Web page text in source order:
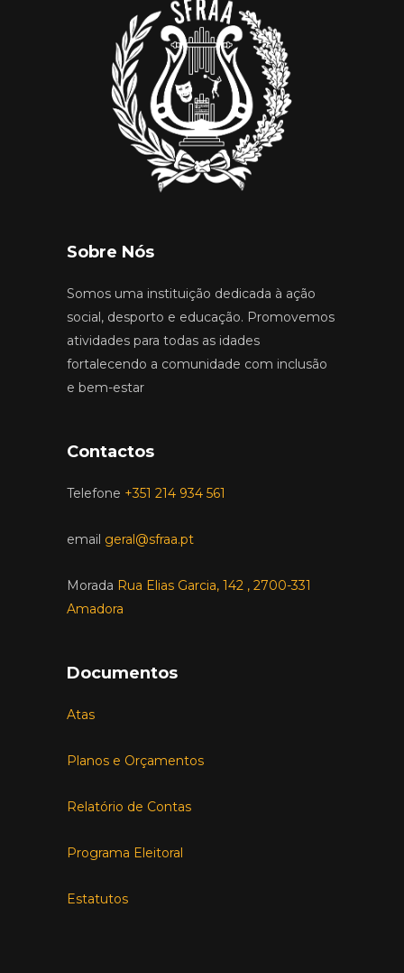
Sobre Nós
Somos uma instituição dedicada à ação
social, desporto e educação. Promovemos
atividades para todas as idades
fortalecendo a comunidade com inclusão
e bem-estar
Contactos
Telefone +351 214 934 561
email geral@sfraa.pt
Morada Rua Elias Garcia, 142 , 2700-331
Amadora
Documentos
Atas
Planos e Orçamentos
Relatório de Contas
Programa Eleitoral
Estatutos